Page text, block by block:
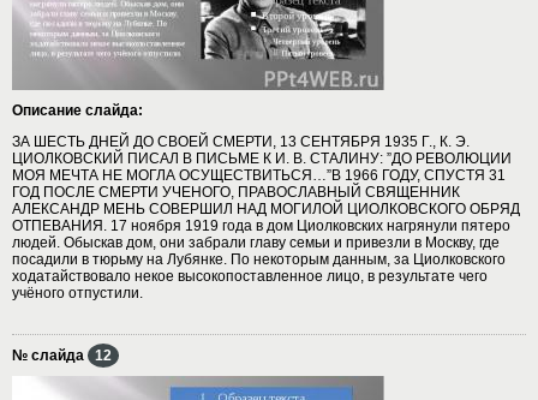
Описание слайда:
ЗА ШЕСТЬ ДНЕЙ ДО СВОЕЙ СМЕРТИ, 13 СЕНТЯБРЯ 1935 Г., К. Э.
ЦИОЛКОВСКИЙ ПИСАЛ В ПИСЬМЕ К И. В. СТАЛИНУ: ”ДО РЕВОЛЮЦИИ
МОЯ МЕЧТА НЕ МОГЛА ОСУЩЕСТВИТЬСЯ…”В 1966 ГОДУ, СПУСТЯ 31
ГОД ПОСЛЕ СМЕРТИ УЧЕНОГО, ПРАВОСЛАВНЫЙ СВЯЩЕННИК
АЛЕКСАНДР МЕНЬ СОВЕРШИЛ НАД МОГИЛОЙ ЦИОЛКОВСКОГО ОБРЯД
ОТПЕВАНИЯ. 17 ноября 1919 года в дом Циолковских нагрянули пятеро
людей. Обыскав дом, они забрали главу семьи и привезли в Москву, где
посадили в тюрьму на Лубянке. По некоторым данным, за Циолковского
ходатайствовало некое высокопоставленное лицо, в результате чего
учёного отпустили.
№ слайда 12